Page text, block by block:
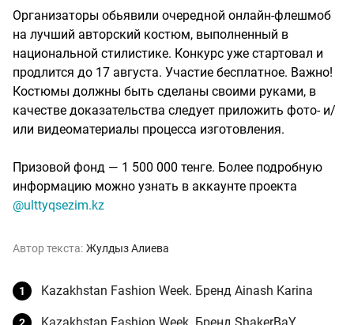
Организаторы обьявили очередной онлайн-флешмоб
на лучший авторский костюм, выполненный в
национальной стилистике. Конкурс уже стартовал и
продлится до 17 августа. Участие бесплатное. Важно!
Костюмы должны быть сделаны своими руками, в
качестве доказательства следует приложить фото- и/
или видеоматериалы процесса изготовления.
Призовой фонд — 1 500 000 тенге. Более подробную
информацию можно узнать в аккаунте проекта
@ulttyqsezim.kz
Автор текста: Жулдыз Алиева
Kazakhstan Fashion Week. Бренд Ainash Karina